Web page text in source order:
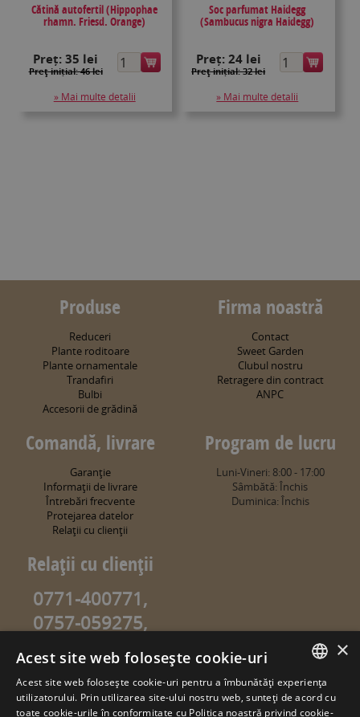
Cătină autofertil (Hippophae
rhamn. Friesd. Orange)
Preț:35 lei
Preţ inițial: 46 lei
» Mai multe detalii
Soc parfumat Haidegg
(Sambucus nigra Haidegg)
Preț: 24 lei
Preţ inițial: 32 lei
» Mai multe detalii
Produse
Reduceri
Plante roditoare
Plante ornamentale
Trandafiri
Bulbi
Accesorii de grădină
Firma noastră
Contact
Sweet Garden
Clubul nostru
Retragere din contract
ANPC
Comandă, livrare
Garanţie
Informaţii de livrare
Întrebări frecvente
Protejarea datelor
Relaţii cu clienţii
Program de lucru
Luni-Vineri: 8:00 - 17:00
Sâmbătă: Închis
Duminica: Închis
Relaţii cu clienţii
0771-400771,
0757-059275,
0757-059274
info@sweetgarden.ro
© copyright 2026. sweetgarden.ro
ROMANIAN
×
Acest site web folosește cookie-uri
Acest site web folosește cookie-uri pentru a îmbunătăți experiența
utilizatorului. Prin utilizarea site-ului nostru web, sunteți de acord cu
toate cookie-urile în conformitate cu Politica noastră privind cookie-